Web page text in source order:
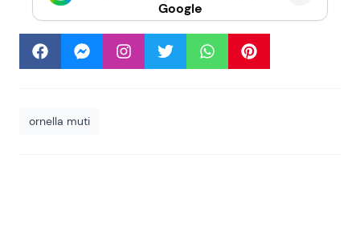
Google
ornella muti